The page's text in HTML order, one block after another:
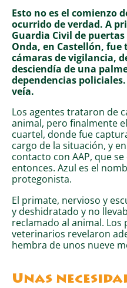
Esto no es el comienzo
ocurrido de verdad. A
Guardia Civil de
Onda, en Castellón, fue
cámaras de vigilancia,
desciendía de una
dependencias
veía.
Los agentes trataron de
animal, pero finalmente
cuartel, donde fue
cargo de la situación, y
contacto con AAP, que
entonces. Azul es el
protegonista.
El primate, nervioso y
y deshidratado y no
reclamado al animal. Los
veterinarios revelaron
hembra de unos nueve
Unas